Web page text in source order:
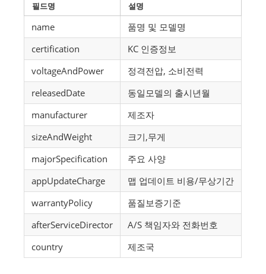
필드명 설명
name
품명 및 모델명
certification
KC 인증정보
voltageAndPower
정격전압, 소비전력
releasedDate
동일모델의 출시년월
manufacturer
제조자
sizeAndWeight
크기,무게
majorSpecification
주요 사양
appUpdateCharge
맵 업데이트 비용/무상기간
warrantyPolicy
품질보증기준
afterServiceDirector
A/S 책임자와 전화번호
country
제조국